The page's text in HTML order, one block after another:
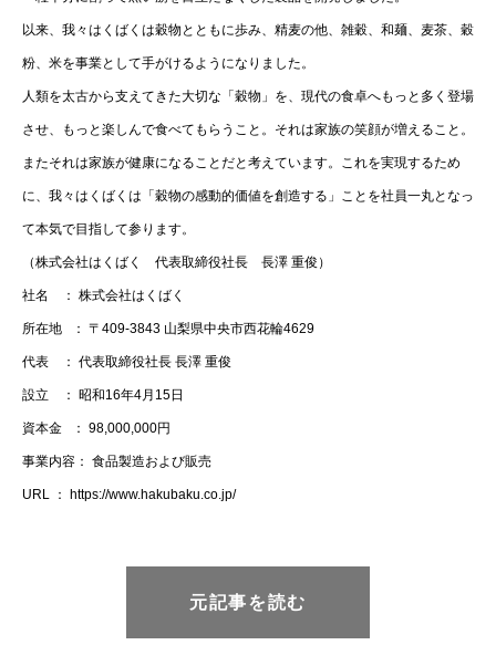
以来、我々はくばくは穀物とともに歩み、精麦の他、雑穀、和麺、麦茶、穀
粉、米を事業として手がけるようになりました。
人類を太古から支えてきた大切な「穀物」を、現代の食卓へもっと多く登場
させ、もっと楽しんで食べてもらうこと。それは家族の笑顔が増えること。
またそれは家族が健康になることだと考えています。これを実現するため
に、我々はくばくは「穀物の感動的価値を創造する」ことを社員一丸となっ
て本気で目指して参ります。
（株式会社はくばく 代表取締役社長 長澤 重俊）
社名 ： 株式会社はくばく
所在地 ： 〒409-3843 山梨県中央市西花輪4629
代表 ： 代表取締役社長 長澤 重俊
設立 ： 昭和16年4月15日
資本金 ： 98,000,000円
事業内容： 食品製造および販売
URL ： https://www.hakubaku.co.jp/
元記事を読む